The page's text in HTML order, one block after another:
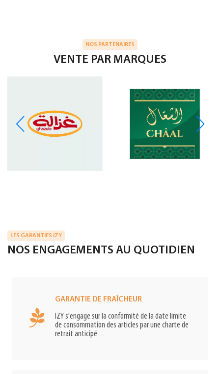
NOS PARTENAIRES
VENTE PAR MARQUES
LES GARANTIES IZY
NOS ENGAGEMENTS AU QUOTIDIEN
GARANTIE DE FRAÎCHEUR
IZY s'engage sur la conformité de la date limite
de consommation des articles par une charte de
retrait anticipé